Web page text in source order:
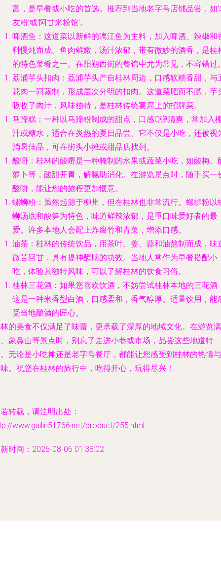
富，是早餐或小吃的首选。推荐到当地老字号店铺品尝，如‘
友粉’或‘阿甘米粉馆’。
啤酒鱼 ：这道菜以新鲜的漓江鱼为主料，加入啤酒、辣椒和
料慢炖而成。鱼肉鲜嫩，汤汁浓郁，带有微妙的酒香，是桂
的特色菜肴之一。在阳朔西街的餐馆中尤为常见，不容错过
荔浦芋头扣肉 ：荔浦芋头产自桂林周边，口感软糯香甜，与
花肉一同蒸制，形成层次分明的扣肉。这道菜肥而不腻，芋
吸收了肉汁，风味独特，是桂林传统宴席上的招牌菜。
马蹄糕 ：一种以马蹄粉制成的甜点，口感Q弹清爽，常加入
汁或糖水，适合在炎热的夏日品尝。它不仅是小吃，还被视
消暑佳品，可在街头小摊或甜品店找到。
酸嘢 ：桂林的酸嘢是一种腌制的水果或蔬菜小吃，如酸梅、
萝卜等，酸甜开胃，解腻助消化。在游览景点时，随手买一
酸嘢，能让您的旅程更加惬意。
螺蛳粉 ：虽然起源于柳州，但在桂林也非常流行。螺蛳粉以
蛳汤底和酸笋为特色，味道鲜辣浓郁，是重口味爱好者的最
爱。许多本地人会配上炸腐竹和青菜，增添口感。
油茶 ：桂林的传统饮品，用茶叶、姜、蒜和油熬制而成，味
微苦回甘，具有提神醒脑的功效。当地人常作为早餐搭配小
吃，体验其独特风味，可以了解桂林的饮食习俗。
桂林三花酒 ：如果您喜欢饮酒，不妨尝试桂林本地的三花酒
这是一种米香型白酒，口感柔和，香气醇厚。适量饮用，能
受当地酿酒的匠心。
的美食不仅满足了味蕾，更承载了深厚的地域文化。在游览漓
象鼻山等景点时，别忘了走进小巷或市场，品尝这些地道特
无论是小吃摊还是老字号餐厅，都能让您感受到桂林的热情与
。祝您在桂林的旅行中，吃得开心，玩得尽兴！
转载，请注明出处：
www.guilin51766.net/product/255.html
时间：2026-08-06 01:38:02